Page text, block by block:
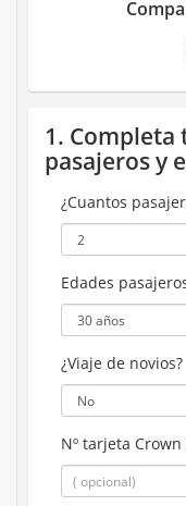
1. Completa
pasajeros y
¿Cuantos
Edades
¿Viaje de novios?
Nº tarjeta